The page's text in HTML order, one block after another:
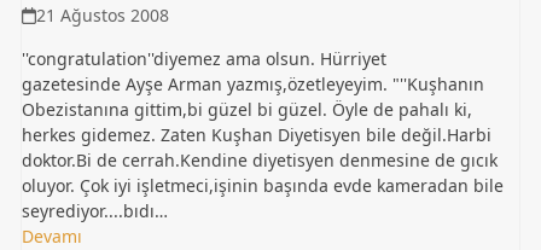
21 Ağustos 2008
''congratulation''diyemez ama olsun. Hürriyet
gazetesinde Ayşe Arman yazmış,özetleyeyim. "''Kuşhanın
Obezistanına gittim,bi güzel bi güzel. Öyle de pahalı ki,
herkes gidemez. Zaten Kuşhan Diyetisyen bile değil.Harbi
doktor.Bi de cerrah.Kendine diyetisyen denmesine de gıcık
oluyor. Çok iyi işletmeci,işinin başında evde kameradan bile
seyrediyor....bıdı…
Devamı